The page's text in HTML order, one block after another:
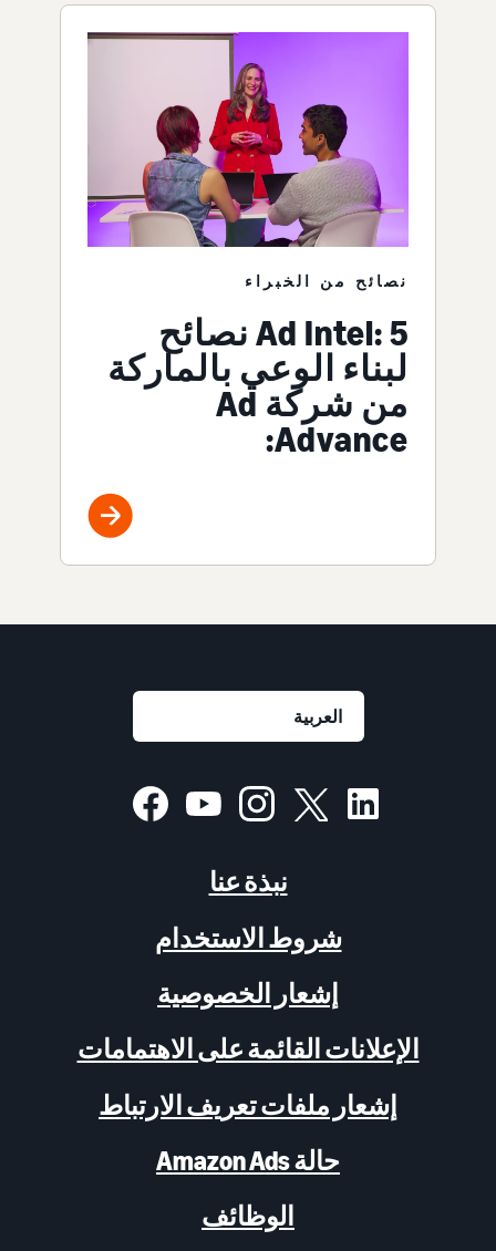
نصائح من الخبراء
Ad Intel: 5 نصائح
لبناء الوعي بالماركة
من شركة Ad
Advance:
نبذة عنا
شروط الاستخدام
إشعار الخصوصية
الإعلانات القائمة على الاهتمامات
إشعار ملفات تعريف الارتباط
حالة Amazon Ads
الوظائف